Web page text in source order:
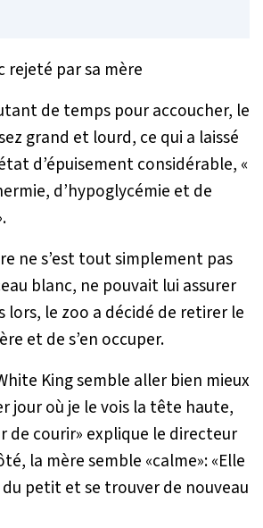
rejeté par sa mère
de temps pour accoucher, le
grand et lourd, ce qui a laissé
d’épuisement considérable, «
d’hypoglycémie et de
.
ne s’est tout simplement pas
blanc, ne pouvait lui assurer
lors, le zoo a décidé de retirer le
et de s’en occuper.
King semble aller bien mieux
jour où je le vois la tête haute,
de courir» explique le directeur
la mère semble «calme»: «Elle
petit et se trouver de nouveau